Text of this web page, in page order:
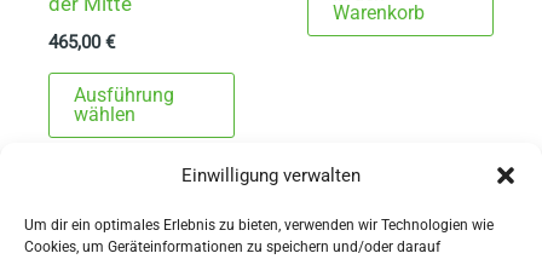
Einwilligung verwalten
Um dir ein optimales Erlebnis zu bieten, verwenden wir Technologien wie
Cookies, um Geräteinformationen zu speichern und/oder darauf
465,00€
Ausführung
wählen
Dieses
mehrere
Varianten
auf.
Warenkorb